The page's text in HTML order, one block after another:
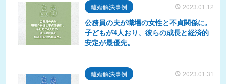
離婚解決事例 2023.01.12
公務員の夫が職場の女性と不貞関係に。
子どもが4人おり、彼らの成長と経済的
安定が最優先。
離婚解決事例 2023.01.31